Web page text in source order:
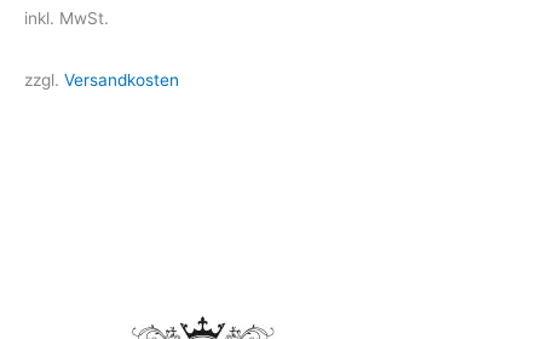
inkl. MwSt.
zzgl. Versandkosten